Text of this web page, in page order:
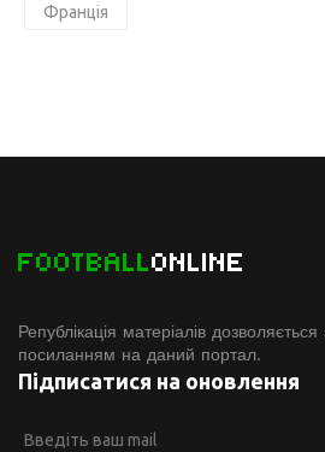
Франція
FOOTBALLONLINE
Републікація матеріалів
посиланням на даний портал.
Підписатися на оновлення